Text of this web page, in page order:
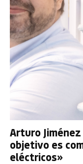
Arturo
objetivo es
eléctricos»